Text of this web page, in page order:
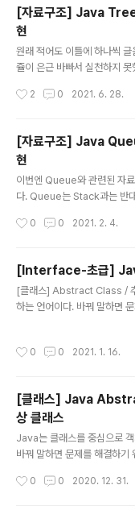
난 글에 이어서 이번 글은 배
것이다. 아니 근데 아무생각
서 문제를 풀었더니 시간초과
다 ㅋㅋ 아니 근데 ㅋㅋㅋ
과가 발생했다. 이게 무슨일
n^2이라 그런 것 같다. 아마 테
[자료구조] Java
현
원래 적어도 이틀에 하나씩 글
쥴이 은근 바빠서 실천하지
Queue를 모두 본 사람은 알
저장할 것인가를 다룰 것이다
를 담는 구조를 노드라고 하며
처럼 만든다 해서 트리라 부른
다음과 같다. root: 뿌리. 최
e를 갖는 노드 child:
어떤 특정 노드까지의..
2 0 2021. 6. 28.
[자료구조] Java
현
이번엔 Queue와 관련된 자
다. Queue는 Stack과는 반
eue의 가장 흔한 예시로는 프
스택과 함께 많이 쓰이므로
선순위 큐, 원형 큐 ... 등 많은
는 반드시 알아야 한다.
생각해도 된다. 다만 Stack과
0 0 2021. 2. 4.
[Interface-초급]
[클래스] Abstract Class / 추
하는 언어이다. 바꿔 말하면
약'같은 존재로, 바꿔말하면
당 추상 클래스를 '상속'하는
인터페이스는 이와 다르게 개발
0 0 2021. 1. 16.
[클래스] Java
상 클래스
Java는 클래스를 중심으로
바꿔 말하면 문제를 해결하기
장점 중(객체지향 프로그래밍
0 0 2020. 12. 31.